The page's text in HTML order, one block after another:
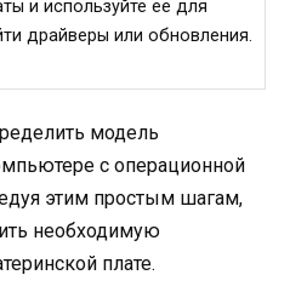
и используйте ее для
драйверы или обновления.
модель
с операционной
этим простым шагам,
необходимую
плате.